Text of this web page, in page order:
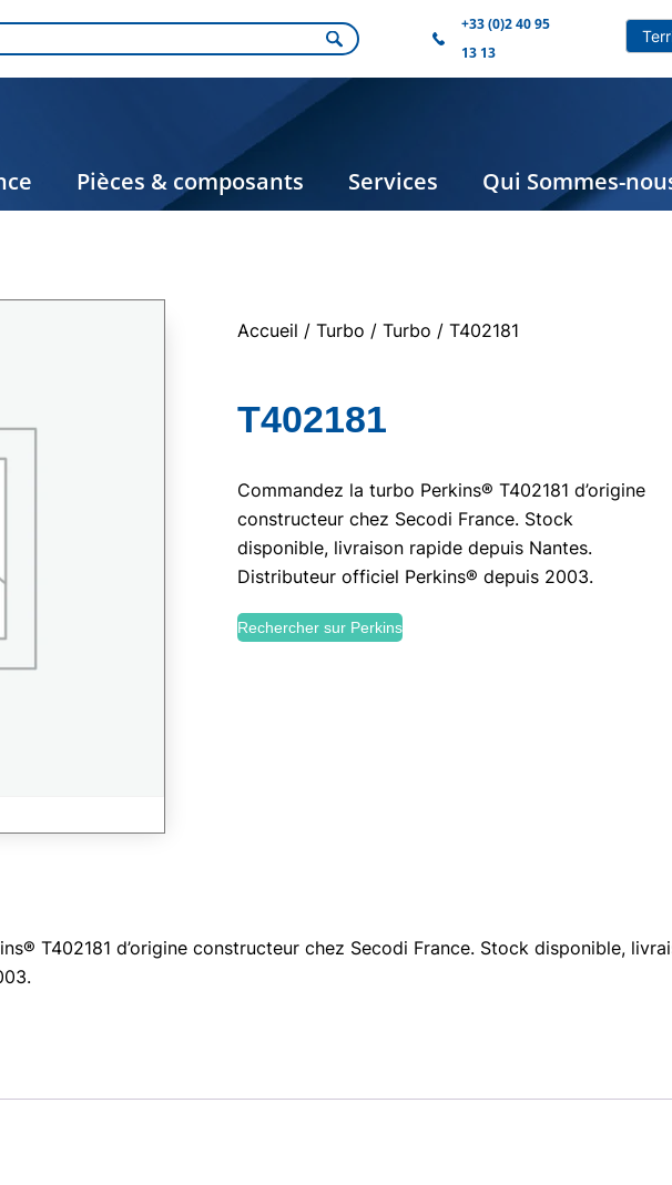
+33 (0)2 40 95
13 13
Pièces & composants Services Qui Sommes-
Accueil / Turbo / Turbo / T402181
T402181
Commandez la turbo Perkins® T402181 d’origine
constructeur chez Secodi France. Stock
disponible, livraison rapide depuis Nantes.
Distributeur officiel Perkins® depuis 2003.
Rechercher sur Perkins
T402181 d’origine constructeur chez Secodi France. Stock disponible,